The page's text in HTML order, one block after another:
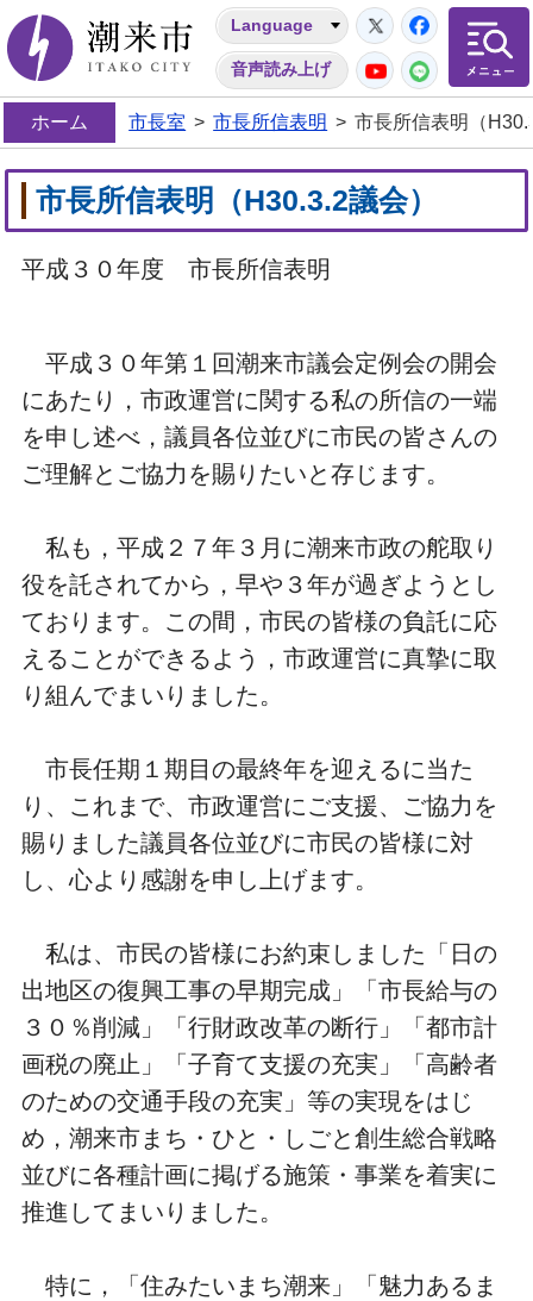
潮来市
Language
音声読み上げ
Twitter
YouTube
LINE
ホーム 市長室 > 市長所信表明 > 市長所信表明（
市長所信表明（H30.3.2議会）
平成３０年度 市長所信表明
平成３０年第１回潮来市議会定例会の開会
にあたり，市政運営に関する私の所信の一端
を申し述べ，議員各位並びに市民の皆さんの
ご理解とご協力を賜りたいと存じます。
私も，平成２７年３月に潮来市政の舵取り
役を託されてから，早や３年が過ぎようとし
ております。この間，市民の皆様の負託に応
えることができるよう，市政運営に真摯に取
り組んでまいりました。
市長任期１期目の最終年を迎えるに当た
り、これまで、市政運営にご支援、ご協力を
賜りました議員各位並びに市民の皆様に対
し、心より感謝を申し上げます。
私は、市民の皆様にお約束しました「日の
出地区の復興工事の早期完成」「市長給与の
３０％削減」「行財政改革の断行」「都市計
画税の廃止」「子育て支援の充実」「高齢者
のための交通手段の充実」等の実現をはじ
め，潮来市まち・ひと・しごと創生総合戦略
並びに各種計画に掲げる施策・事業を着実に
推進してまいりました。
特に，「住みたいまち潮来」「魅力あるま